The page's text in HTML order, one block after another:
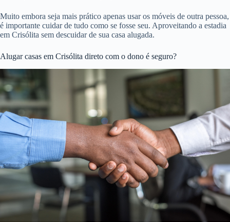
Muito embora seja mais prático apenas usar os móveis de outra pessoa,
é importante cuidar de tudo como se fosse seu. Aproveitando a estadia
em Crisólita sem descuidar de sua casa alugada.
Alugar casas em Crisólita direto com o dono é seguro?